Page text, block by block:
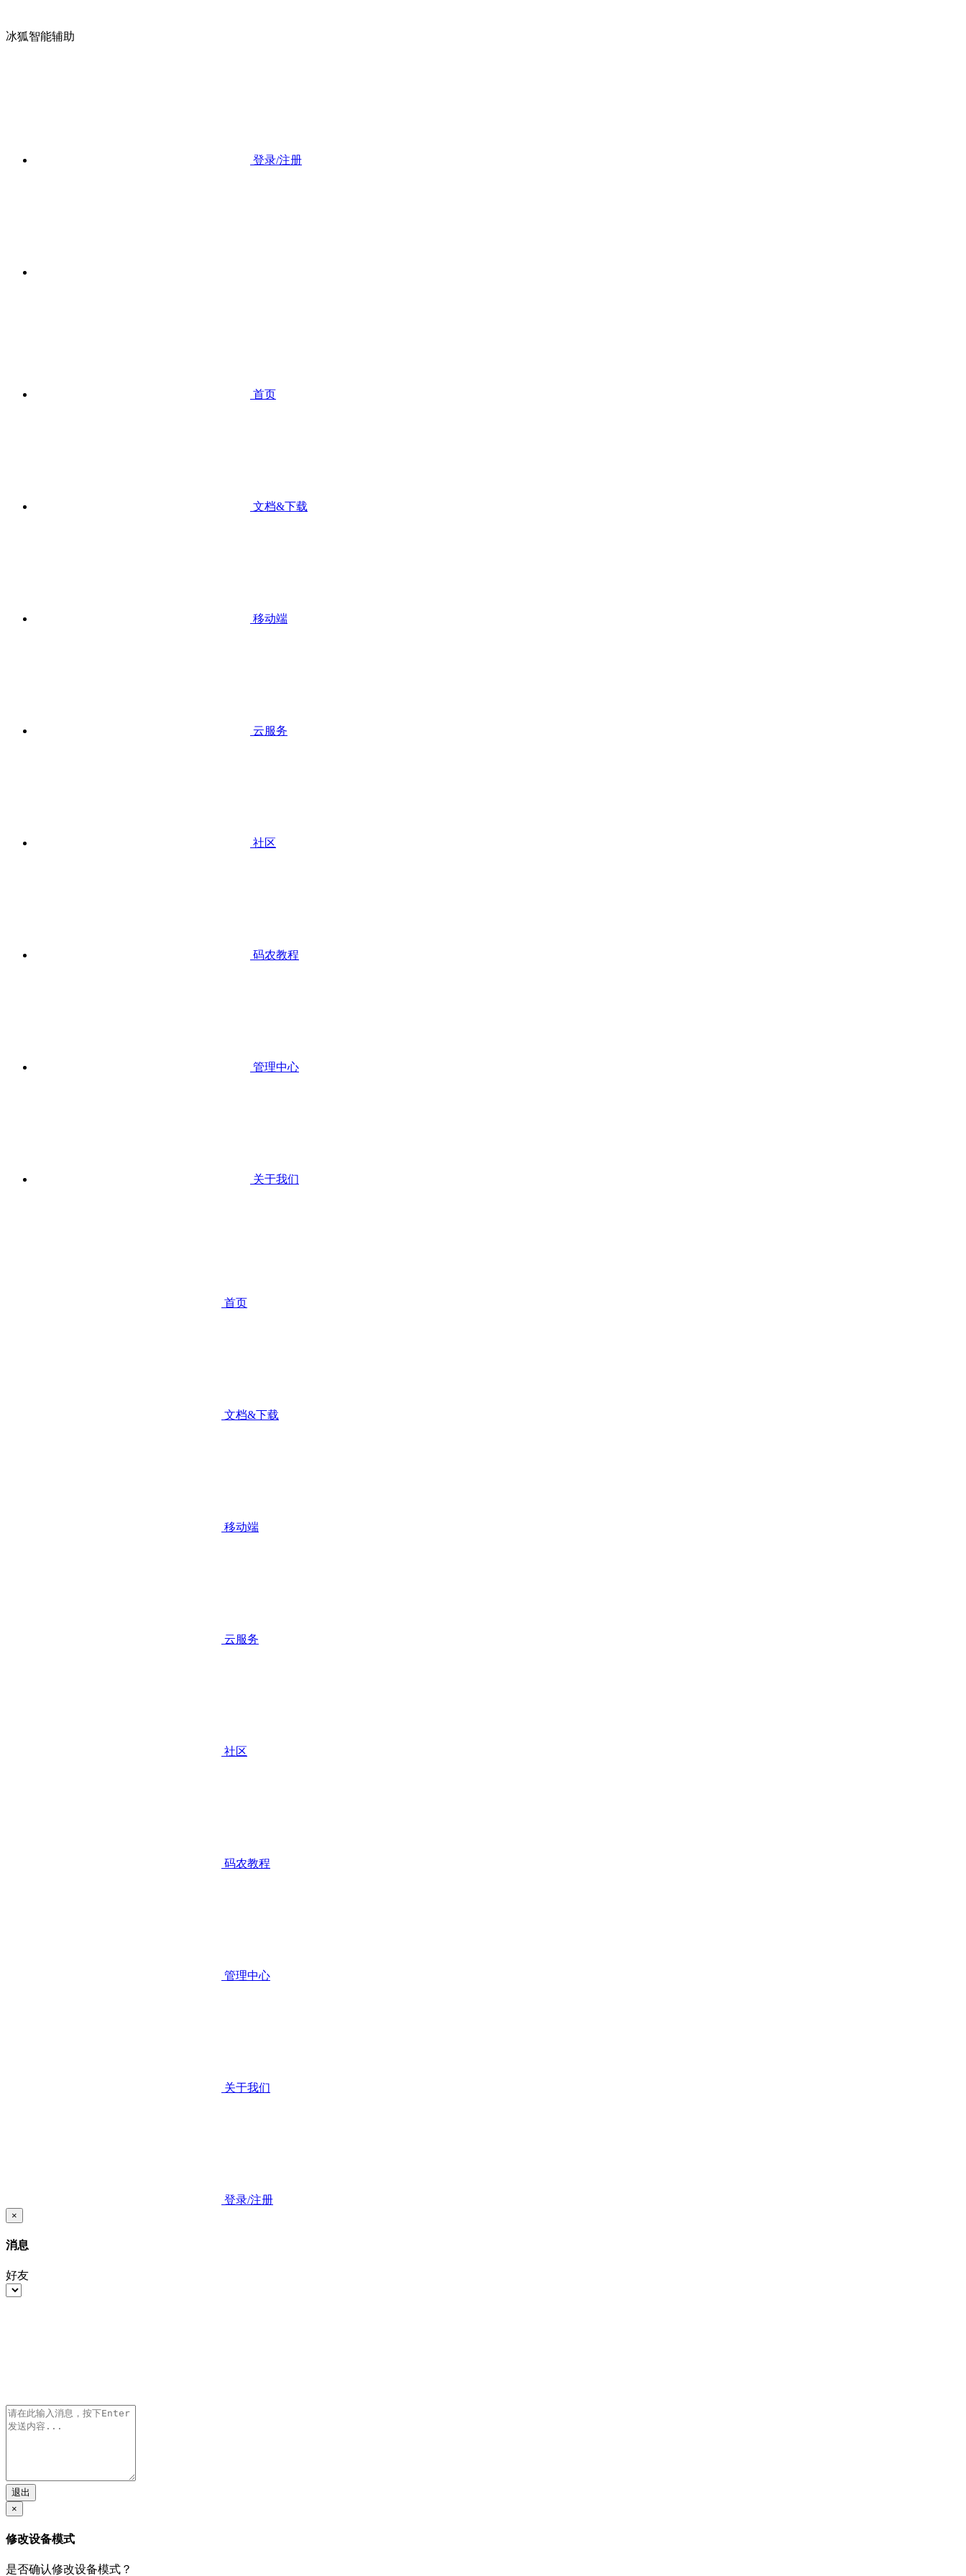
冰狐智能辅助
登录/注册
首页
文档&下载
移动端
云服务
社区
码农教程
管理中心
关于我们
首页
文档&下载
移动端
云服务
社区
码农教程
管理中心
关于我们
登录/注册
×
消息
好友
退出
×
修改设备模式
是否确认修改设备模式？